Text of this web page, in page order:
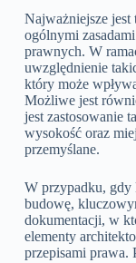
Najważniejsze jest
ogólnymi
prawnych. W
uwzględnienie
który może
Możliwe jest
jest zastosowanie
wysokość oraz
przemyślane.
W przypadku, gdy
budowę,
dokumentacji, w
elementy
przepisami prawa.